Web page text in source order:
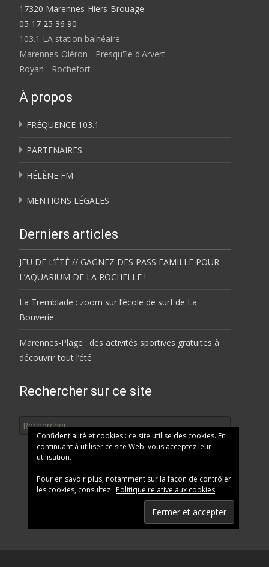
17320 Marennes-Hiers-Brouage
05 17 25 36 90
103.1 LA station balnéaire
Marennes-Oléron - Presqu'île d'Arvert
Royan - Rochefort
À propos
FRÉQUENCE 103.1
PARTENAIRES
HÉLÈNE FM
MENTIONS LÉGALES
Derniers articles
JEU DE L’ÉTÉ // GAGNEZ DES PASS FAMILLE POUR
L’AQUARIUM DE LA ROCHELLE !
La Tremblade : zoom sur l’école de surf de La
Bouverie
Marennes-Plage : des activités sportives gratuites à
découvrir tout l’été
Rechercher sur ce site
Confidentialité et cookies : ce site utilise des cookies. En
continuant à utiliser ce site Web, vous acceptez leur
utilisation.
Pour en savoir plus, notamment sur la façon de contrôler
les cookies, consultez : Politique relative aux cookies